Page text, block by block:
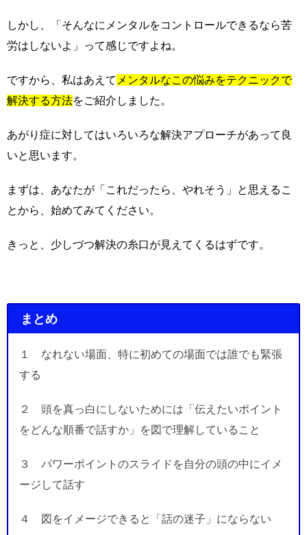
しかし、「そんなにメンタルをコントロールできるなら苦
労はしないよ」って感じですよね。
ですから、私はあえて メンタルなこの悩みをテクニックで
解決する方法をご紹介しました。
あがり症に対してはいろいろな解決アプローチがあって良
いと思います。
まずは、あなたが「これだったら、やれそう」と思えるこ
とから、始めてみてください。
きっと、少しづつ解決の糸口が見えてくるはずです。
まとめ
１ なれない場面、特に初めての場面では誰でも緊張
する
２ 頭を真っ白にしないためには「伝えたいポイント
をどんな順番で話すか」を図で理解していること
３ パワーポイントのスライドを自分の頭の中にイメ
ージして話す
４ 図をイメージできると「話の迷子」にならない